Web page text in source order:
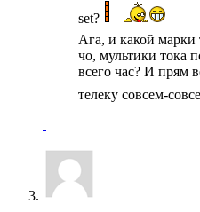
set?
Ага, и какой марки
чо, мультики тока
всего час? И прям
телеку совсем-